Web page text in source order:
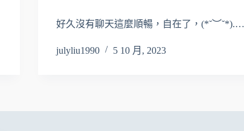
好久沒有聊天這麼順暢，自在了，(*˘︶˘*).…
julyliu1990 5 10 月, 2023